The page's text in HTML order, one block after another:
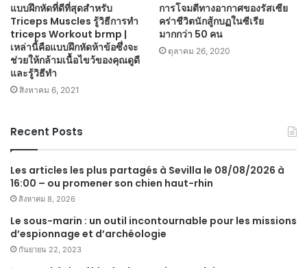
แบบฝึกหัดที่ดีที่สุดสำหรับ
Triceps Muscles รู้วิธีการทำ
triceps Workout brmp |
เหล่านี้คือแบบฝึกหัดห้าข้อซึ่งจะ
ช่วยให้กล้ามเนื้อไขว้ของคุณดูดี
และรู้วิธีทำ
สิงหาคม 6, 2021
การโจมตีทางอากาศของรัสเซีย
คร่าชีวิตนักสู้กบฏในซีเรีย
มากกว่า 50 คน
ตุลาคม 26, 2020
Recent Posts
Les articles les plus partagés à Sevilla le 08/08/2026 à
16:00 – ou promener son chien haut-rhin
สิงหาคม 8, 2026
Le sous-marin : un outil incontournable pour les missions
d’espionnage et d’archéologie
กันยายน 22, 2023